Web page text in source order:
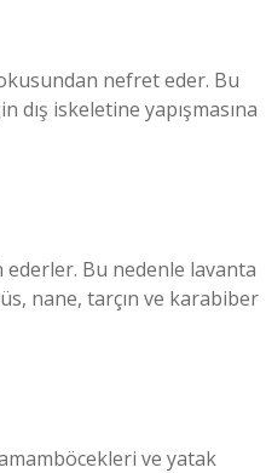
nefret eder. Bu
dış iskeletine yapışmasına
Bu nedenle lavanta
nane, tarçın ve karabiber
ve yatak